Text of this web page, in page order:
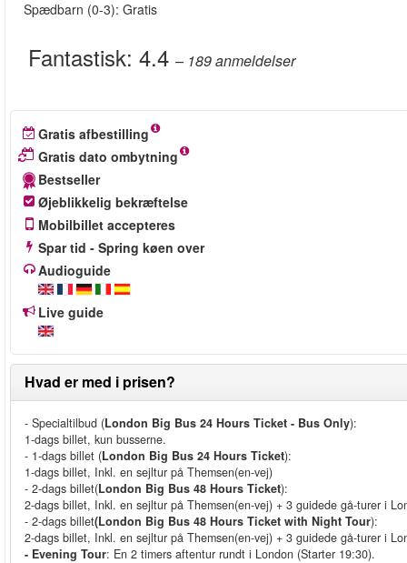
Spædbarn (0-3): Gratis
Fantastisk: 4.4 – 189anmeldelser
Gratis afbestilling
Gratis dato ombytning
Bestseller
Øjeblikkelig bekræftelse
Mobilbillet accepteres
Spar tid - Spring køen over
Audioguide
Live guide
Hvad er med i prisen?
- Specialtilbud (London Big Bus 24 Hours Ticket - Bus Only):
1-dags billet, kun busserne.
- 1-dags billet (London Big Bus 24 Hours Ticket):
1-dags billet, Inkl. en sejltur på Themsen(en-vej)
- 2-dags billet(London Big Bus 48 Hours Ticket):
2-dags billet, Inkl. en sejltur på Themsen(en-vej) + 3 guidede gå-turer i
- 2-dags billet(London Big Bus 48 Hours Ticket with Night Tour):
2-dags billet, Inkl. en sejltur på Themsen(en-vej) + 3 guidede gå-turer i
- Evening Tour: En 2 timers aftentur rundt i London (Starter 19:30).